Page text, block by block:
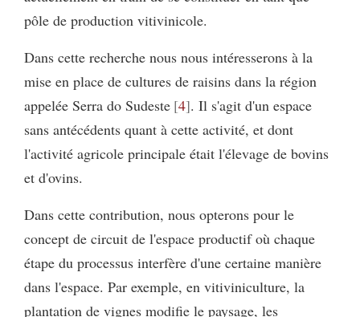
pôle de production vitivinicole.
Dans cette recherche nous nous intéresserons à la
mise en place de cultures de raisins dans la région
appelée Serra do Sudeste 4 . Il s'agit d'un espace
sans antécédents quant à cette activité, et dont
l'activité agricole principale était l'élevage de bovins
et d'ovins.
Dans cette contribution, nous opterons pour le
concept de circuit de l'espace productif où chaque
étape du processus interfère d'une certaine manière
dans l'espace. Par exemple, en vitiviniculture, la
plantation de vignes modifie le paysage, les